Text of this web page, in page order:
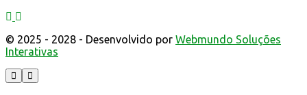
© 2025 - 2028 - Desenvolvido por Webmundo Soluções
Interativas